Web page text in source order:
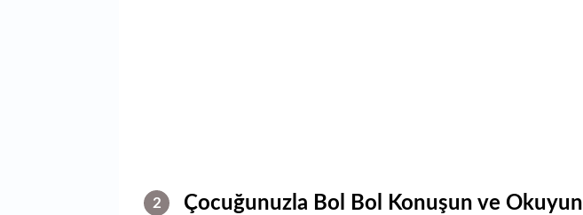
2 Çocuğunuzla Bol Bol Konuşun ve Okuyun